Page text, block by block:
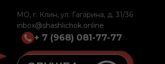
МО, г. Клин, ул. Гагарина, д. 31/36
inbox@shashlichok.online
+ 7 (968) 081-77-77